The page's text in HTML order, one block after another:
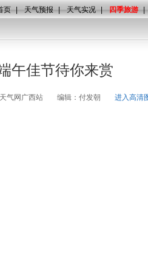
页 | 天气预报 | 天气实况 | 四季旅游 |
午佳节待你来赏
气网广西站 编辑：付发朝 进入高清